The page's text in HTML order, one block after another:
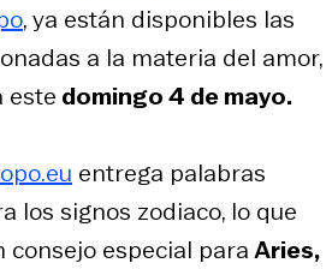
, ya están disponibles las
a la materia del amor,
este domingo 4 de mayo.
entrega palabras
los signos zodiaco, lo que
consejo especial paraAries,